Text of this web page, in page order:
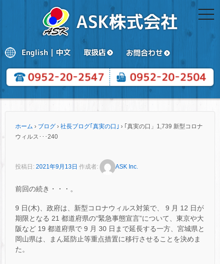
ホーム › ブログ › 社長ブログ｢真実の口｣ › ｢真実の口」1,739 新型コロナ
ウィルス･･･240
投稿日: 2021年9月13日 作成者: ASK Inc.
前回の続き・・・。
9 日(木)、政府は、新型コロナウィルス対策で、 9 月 12 日が
期限となる 21 都道府県の“緊急事態宣言”について、東京や大
阪など 19 都道府県で 9 月 30 日まで延長する一方、宮城県と
岡山県は、まん延防止等重点措置に移行させることを決めま
た。